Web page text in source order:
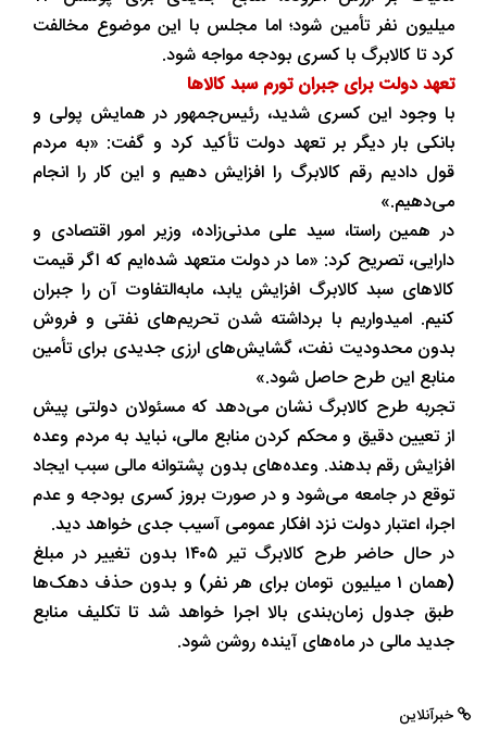
میلیون نفر تأمین شود؛ اما مجلس با این موضوع مخالفت
کرد تا کالابرگ با کسری بودجه مواجه شود.
تعهد دولت برای جبران تورم سبد کالاها
با وجود این کسری شدید، رئیس‌جمهور در همایش پولی و
بانکی بار دیگر بر تعهد دولت تأکید کرد و گفت: «به مردم
قول دادیم رقم کالابرگ را افزایش دهیم و این کار را انجام
می‌دهیم.»
در همین راستا، سید علی مدنی‌زاده، وزیر امور اقتصادی و
دارایی، تصریح کرد: «ما در دولت متعهد شده‌ایم که اگر قیمت
کالاهای سبد کالابرگ افزایش یابد، مابه‌التفاوت آن را جبران
کنیم. امیدواریم با برداشته شدن تحریم‌های نفتی و فروش
بدون محدودیت نفت، گشایش‌های ارزی جدیدی برای تأمین
منابع این طرح حاصل شود.»
تجربه طرح کالابرگ نشان می‌دهد که مسئولان دولتی پیش
از تعیین دقیق و محکم کردن منابع مالی، نباید به مردم وعده
افزایش رقم بدهند. وعده‌های بدون پشتوانه مالی سبب ایجاد
توقع در جامعه می‌شود و در صورت بروز کسری بودجه و عدم
اجرا، اعتبار دولت نزد افکار عمومی آسیب جدی خواهد دید.
در حال حاضر طرح کالابرگ تیر ۱۴۰۵ بدون تغییر در مبلغ
(همان ۱ میلیون تومان برای هر نفر) و بدون حذف دهک‌ها
طبق جدول زمان‌بندی بالا اجرا خواهد شد تا تکلیف منابع
جدید مالی در ماه‌های آینده روشن شود.
خبرآنلاین